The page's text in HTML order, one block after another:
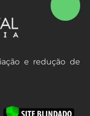
e redução de